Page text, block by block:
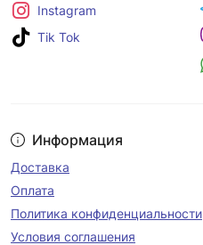
Информация
Доставка
Оплата
Политика конфиденциальности
Условия соглашения
Instagram
Tik Tok